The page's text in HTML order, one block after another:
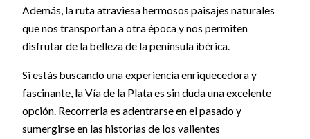
Además, la ruta atraviesa hermosos paisajes naturales
que nos transportan a otra época y nos permiten
disfrutar de la belleza de la península ibérica.
Si estás buscando una experiencia enriquecedora y
fascinante, la Vía de la Plata es sin duda una excelente
opción. Recorrerla es adentrarse en el pasado y
sumergirse en las historias de los valientes